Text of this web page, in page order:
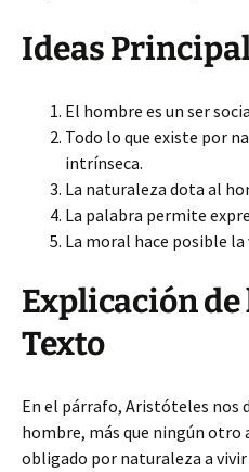
Ideas
El hombre es un ser
Todo lo que existe por
intrínseca.
La naturaleza dota al
La palabra permite
La moral hace posible la
Explicación de
Texto
En el párrafo, Aristóteles nos
hombre, más que ningún
obligado por naturaleza a vivir